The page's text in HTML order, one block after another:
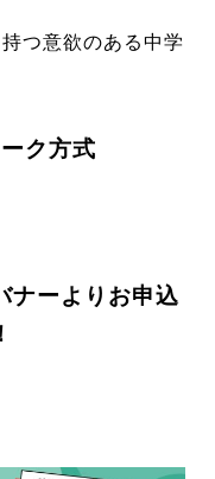
つ意欲のある中学
ク方式
ナーよりお申込